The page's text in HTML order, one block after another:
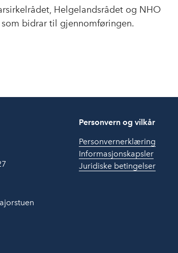
Helgelandsrådet og NHO
bidrar til gjennomføringen.
Personvern og vilkår
Personvernerklæring
Informasjonskapsler
Juridiske betingelser